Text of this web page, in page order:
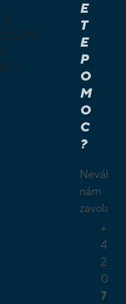
E
T
E
P
O
M
O
C
?
Neváhejte
nám
zavolat.
+
4
2
0
7